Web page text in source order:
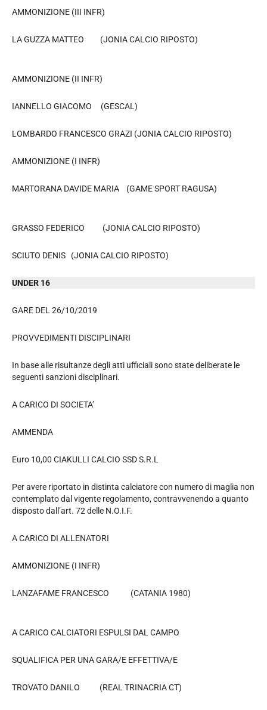
AMMONIZIONE (III INFR)
LA GUZZA MATTEO (JONIA CALCIO RIPOSTO)
AMMONIZIONE (II INFR)
IANNELLO GIACOMO (GESCAL)
LOMBARDO FRANCESCO GRAZI (JONIA CALCIO RIPOSTO)
AMMONIZIONE (I INFR)
MARTORANA DAVIDE MARIA (GAME SPORT RAGUSA)
GRASSO FEDERICO (JONIA CALCIO RIPOSTO)
SCIUTO DENIS (JONIA CALCIO RIPOSTO)
UNDER 16
GARE DEL 26/10/2019
PROVVEDIMENTI DISCIPLINARI
In base alle risultanze degli atti ufficiali sono state deliberate le
seguenti sanzioni disciplinari.
A CARICO DI SOCIETA’
AMMENDA
Euro 10,00 CIAKULLI CALCIO SSD S.R.L
Per avere riportato in distinta calciatore con numero di maglia non
contemplato dal vigente regolamento, contravvenendo a quanto
disposto dall’art. 72 delle N.O.I.F.
A CARICO DI ALLENATORI
AMMONIZIONE (I INFR)
LANZAFAME FRANCESCO (CATANIA 1980)
A CARICO CALCIATORI ESPULSI DAL CAMPO
SQUALIFICA PER UNA GARA/E EFFETTIVA/E
TROVATO DANILO (REAL TRINACRIA CT)